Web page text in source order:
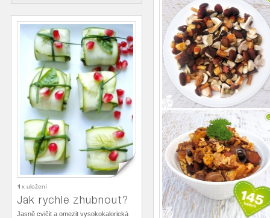
1 x uložení
Jak rychle zhubnout?
Jasně cvičit a omezit vysokokalorická